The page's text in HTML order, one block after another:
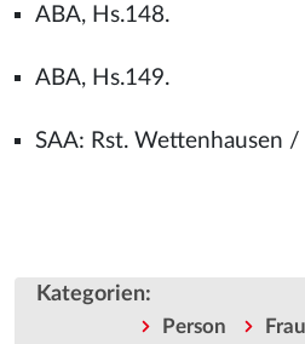
ABA, Hs.148.
ABA, Hs.149.
SAA: Rst. Wettenhausen
Kategorien:
Person
Frau